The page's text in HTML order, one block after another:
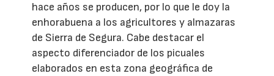
hace años se producen, por lo que le doy la
enhorabuena a los agricultores y almazaras
de Sierra de Segura. Cabe destacar el
aspecto diferenciador de los picuales
elaborados en esta zona geográfica de